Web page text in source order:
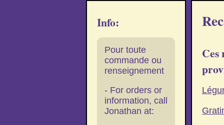
Info:
Pour toute
commande ou
renseignement
- For orders or
information, call
Jonathan at:
Ces